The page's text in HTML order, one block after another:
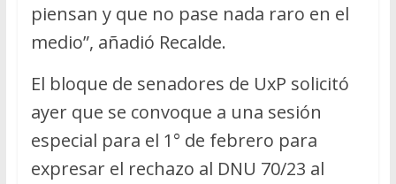
piensan y que no pase nada raro en el
medio”, añadió Recalde.
El bloque de senadores de UxP solicitó
ayer que se convoque a una sesión
especial para el 1° de febrero para
expresar el rechazo al DNU 70/23 al